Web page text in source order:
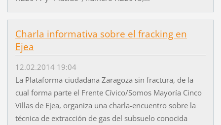
Charla informativa sobre el fracking en
Ejea
12.02.2014 19:04
La Plataforma ciudadana Zaragoza sin fractura, de la
cual forma parte el Frente Cívico/Somos Mayoría Cinco
Villas de Ejea, organiza una charla-encuentro sobre la
técnica de extracción de gas del subsuelo conocida